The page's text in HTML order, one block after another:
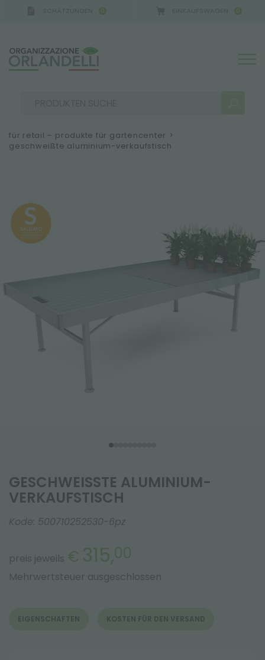
0 0
für retail – produkte für gartencenter >
geschweißte aluminium-verkaufstisch
GESCHWEISSTE ALUMINIUM-V
ERKAUFSTISCH
Kode: 500710252530-6pz
preis jeweils € 315,00
Mehrwertsteuer ausgeschlossen
EIGENSCHAFTEN KOSTEN FÜR DEN VERSAND